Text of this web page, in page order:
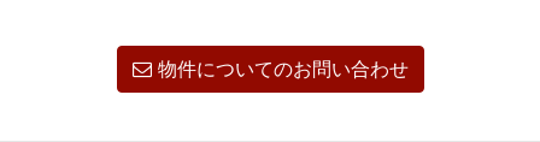
物件についてのお問い合わせ